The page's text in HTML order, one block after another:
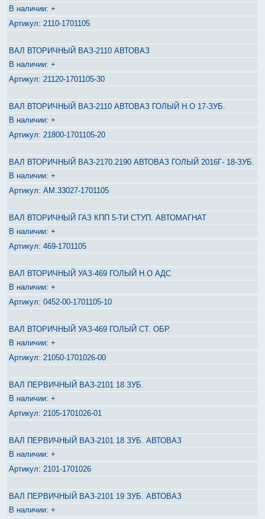
+
2110-1701105
ВАЛ ВТОРИЧНЫЙ ВАЗ-2110 АВТОВАЗ
+
21120-1701105-30
ВАЛ ВТОРИЧНЫЙ ВАЗ-2110 АВТОВАЗ ГОЛЫЙ Н.О 17-ЗУБ.
+
21800-1701105-20
ВАЛ ВТОРИЧНЫЙ ВАЗ-2170.2190 АВТОВАЗ ГОЛЫЙ 2016Г- 18-ЗУБ.
+
АМ.33027-1701105
ВАЛ ВТОРИЧНЫЙ ГАЗ КПП 5-ТИ СТУП. АВТОМАГНАТ
+
469-1701105
ВАЛ ВТОРИЧНЫЙ УАЗ-469 ГОЛЫЙ Н.О АДС
+
0452-00-1701105-10
ВАЛ ВТОРИЧНЫЙ УАЗ-469 ГОЛЫЙ СТ. ОБР.
+
21050-1701026-00
ВАЛ ПЕРВИЧНЫЙ ВАЗ-2101 18 ЗУБ.
+
2105-1701026-01
ВАЛ ПЕРВИЧНЫЙ ВАЗ-2101 18 ЗУБ. АВТОВАЗ
+
2101-1701026
ВАЛ ПЕРВИЧНЫЙ ВАЗ-2101 19 ЗУБ. АВТОВАЗ
+